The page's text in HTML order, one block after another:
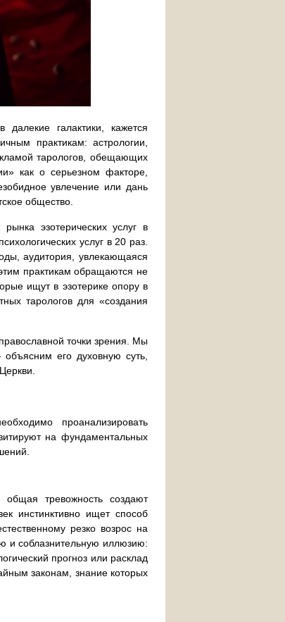
галактики, кажется
практикам: астрологии,
тарологов, обещающих
как о серьезном факторе,
увлечение или дань
общество.
эзотерических услуг в
услуг в 20 раз.
аудитория, увлекающаяся
практикам обращаются не
ищут в эзотерике опору в
тарологов для «создания
точки зрения. Мы
его духовную суть,
проанализировать
на фундаментальных
общая тревожность создают
инстинктивно ищет способ
резко возрос на
и соблазнительную иллюзию:
прогноз или расклад
законам, знание которых